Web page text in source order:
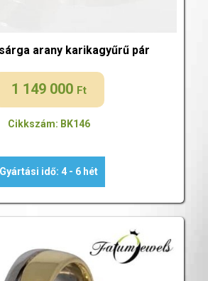
arany karikagyűrű pár
1 149 000 Ft
Cikkszám: BK146
Gyártási idő: 4 - 6 hét